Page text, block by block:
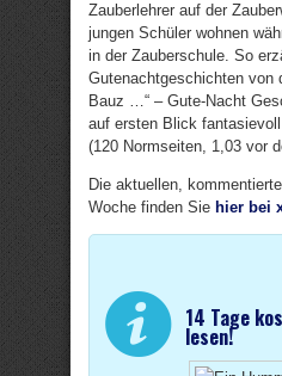
Zauberlehrer auf der
jungen Schüler wohnen
in der Zauberschule. So
Gutenachtgeschichten von
Bauz …“ – Gute-Nacht
auf ersten Blick
(120 Normseiten, 1,03 vor
Die aktuellen,
Woche finden Sie hier bei
14 Tage
lesen!